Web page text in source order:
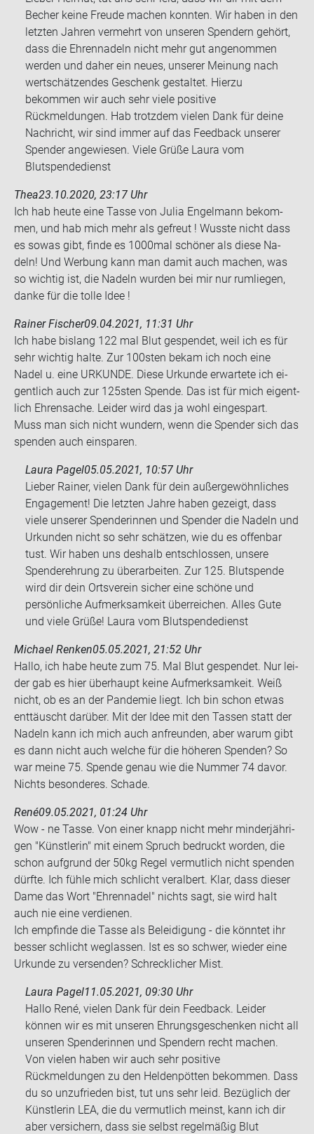
Becher keine Freude machen konnten. Wir haben in den
letzten Jahren vermehrt von unseren Spendern gehört,
dass die Ehrennadeln nicht mehr gut angenommen
werden und daher ein neues, unserer Meinung nach
wertschätzendes Geschenk gestaltet. Hierzu
bekommen wir auch sehr viele positive
Rückmeldungen. Hab trotzdem vielen Dank für deine
Nachricht, wir sind immer auf das Feedback unserer
Spender angewiesen. Viele Grüße Laura vom
Blutspendedienst
Thea23.10.2020, 23:17 Uhr
Ich hab heute eine Tasse von Julia En­gel­mann be­kom­
men, und hab mich mehr als ge­freut ! Wuss­te nicht dass
es sowas gibt, finde es 1000mal schö­ner als diese Na­
deln! Und Wer­bung kann man damit auch ma­chen, was
so wich­tig ist, die Na­deln wur­den bei mir nur rum­lie­gen,
danke für die tolle Idee !
Rainer Fischer09.04.2021, 11:31 Uhr
Ich habe bis­lang 122 mal Blut ge­spen­det, weil ich es für
sehr wich­tig halte. Zur 100sten bekam ich noch eine
Nadel u. eine UR­KUN­DE. Diese Ur­kun­de er­war­te­te ich ei­
gent­lich auch zur 125sten Spen­de. Das ist für mich ei­gent­
lich Eh­ren­sa­che. Lei­der wird das ja wohl ein­ge­spart.
Muss man sich nicht wun­dern, wenn die Spen­der sich das
spen­den auch ein­spa­ren.
Laura Pagel05.05.2021, 10:57 Uhr
Lieber Rainer, vielen Dank für dein außergewöhnliches
Engagement! Die letzten Jahre haben gezeigt, dass
viele unserer Spenderinnen und Spender die Nadeln und
Urkunden nicht so sehr schätzen, wie du es offenbar
tust. Wir haben uns deshalb entschlossen, unsere
Spenderehrung zu überarbeiten. Zur 125. Blutspende
wird dir dein Ortsverein sicher eine schöne und
persönliche Aufmerksamkeit überreichen. Alles Gute
und viele Grüße! Laura vom Blutspendedienst
Michael Renken05.05.2021, 21:52 Uhr
Hallo, ich habe heute zum 75. Mal Blut ge­spen­det. Nur lei­
der gab es hier über­haupt keine Auf­merk­sam­keit. Weiß
nicht, ob es an der Pan­de­mie liegt. Ich bin schon etwas
ent­täuscht dar­über. Mit der Idee mit den Tas­sen statt der
Na­deln kann ich mich auch an­freun­den, aber warum gibt
es dann nicht auch wel­che für die hö­he­ren Spen­den? So
war meine 75. Spen­de genau wie die Num­mer 74 davor.
Nichts be­son­de­res. Scha­de.
René09.05.2021, 01:24 Uhr
Wow - ne Tasse. Von einer knapp nicht mehr min­der­jäh­ri­
gen "Künst­le­rin" mit einem Spruch be­druckt wor­den, die
schon auf­grund der 50kg Regel ver­mut­lich nicht spen­den
dürf­te. Ich fühle mich schlicht ver­al­bert. Klar, dass die­ser
Dame das Wort "Eh­ren­na­del" nichts sagt, sie wird halt
auch nie eine ver­die­nen.
Ich emp­fin­de die Tasse als Be­lei­di­gung - die könn­tet ihr
bes­ser schlicht weg­las­sen. Ist es so schwer, wie­der eine
Ur­kun­de zu ver­sen­den? Schreck­li­cher Mist.
Laura Pagel11.05.2021, 09:30 Uhr
Hallo René, vielen Dank für dein Feedback. Leider
können wir es mit unseren Ehrungsgeschenken nicht all
unseren Spenderinnen und Spendern recht machen.
Von vielen haben wir auch sehr positive
Rückmeldungen zu den Heldenpötten bekommen. Dass
du so unzufrieden bist, tut uns sehr leid. Bezüglich der
Künstlerin LEA, die du vermutlich meinst, kann ich dir
aber versichern, dass sie selbst regelmäßig Blut